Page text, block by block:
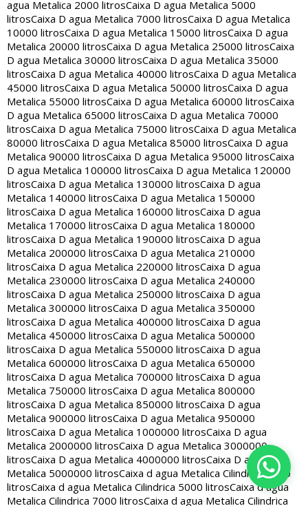
agua Metalica 2000 litrosCaixa D agua Metalica 5000
litrosCaixa D agua Metalica 7000 litrosCaixa D agua Metalica
10000 litrosCaixa D agua Metalica 15000 litrosCaixa D agua
Metalica 20000 litrosCaixa D agua Metalica 25000 litrosCaixa
D agua Metalica 30000 litrosCaixa D agua Metalica 35000
litrosCaixa D agua Metalica 40000 litrosCaixa D agua Metalica
45000 litrosCaixa D agua Metalica 50000 litrosCaixa D agua
Metalica 55000 litrosCaixa D agua Metalica 60000 litrosCaixa
D agua Metalica 65000 litrosCaixa D agua Metalica 70000
litrosCaixa D agua Metalica 75000 litrosCaixa D agua Metalica
80000 litrosCaixa D agua Metalica 85000 litrosCaixa D agua
Metalica 90000 litrosCaixa D agua Metalica 95000 litrosCaixa
D agua Metalica 100000 litrosCaixa D agua Metalica 120000
litrosCaixa D agua Metalica 130000 litrosCaixa D agua
Metalica 140000 litrosCaixa D agua Metalica 150000
litrosCaixa D agua Metalica 160000 litrosCaixa D agua
Metalica 170000 litrosCaixa D agua Metalica 180000
litrosCaixa D agua Metalica 190000 litrosCaixa D agua
Metalica 200000 litrosCaixa D agua Metalica 210000
litrosCaixa D agua Metalica 220000 litrosCaixa D agua
Metalica 230000 litrosCaixa D agua Metalica 240000
litrosCaixa D agua Metalica 250000 litrosCaixa D agua
Metalica 300000 litrosCaixa D agua Metalica 350000
litrosCaixa D agua Metalica 400000 litrosCaixa D agua
Metalica 450000 litrosCaixa D agua Metalica 500000
litrosCaixa D agua Metalica 550000 litrosCaixa D agua
Metalica 600000 litrosCaixa D agua Metalica 650000
litrosCaixa D agua Metalica 700000 litrosCaixa D agua
Metalica 750000 litrosCaixa D agua Metalica 800000
litrosCaixa D agua Metalica 850000 litrosCaixa D agua
Metalica 900000 litrosCaixa D agua Metalica 950000
litrosCaixa D agua Metalica 1000000 litrosCaixa D agua
Metalica 2000000 litrosCaixa D agua Metalica 3000000
litrosCaixa D agua Metalica 4000000 litrosCaixa D agua
Metalica 5000000 litrosCaixa d agua Metalica Cilindrica 2000
litrosCaixa d agua Metalica Cilindrica 5000 litrosCaixa d agua
Metalica Cilindrica 7000 litrosCaixa d agua Metalica Cilindrica